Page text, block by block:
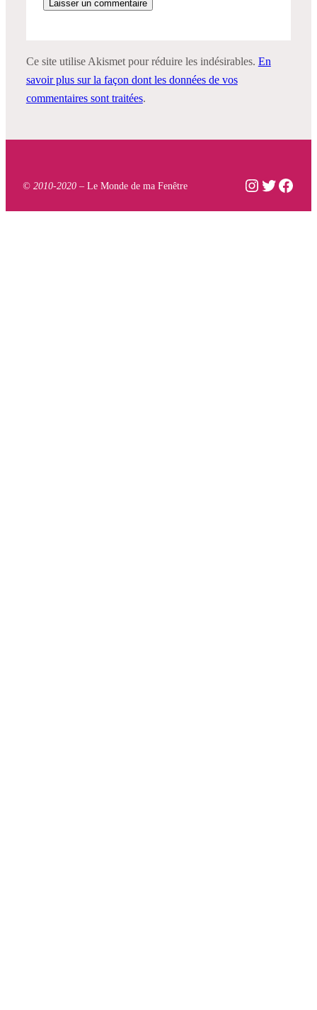
Ce site utilise Akismet pour réduire les indésirables. En
savoir plus sur la façon dont les données de vos
commentaires sont traitées.
© 2010-2020 – Le Monde de ma Fenêtre Instagram
Twitter